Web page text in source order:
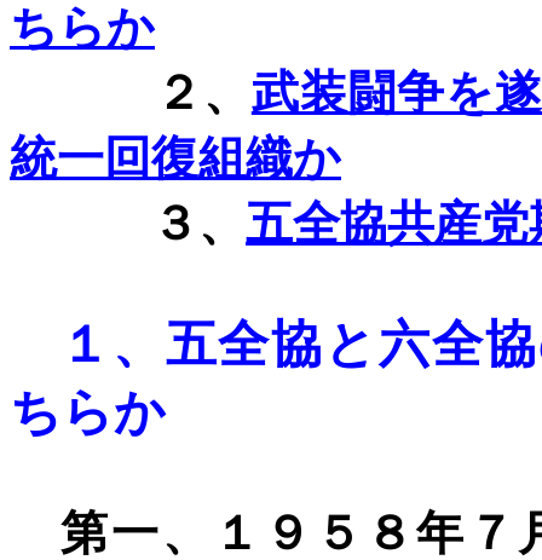
ちらか
２、 武装闘争を
統一回復組織か
３、 五全協共産
１、 五全協と六全
ちらか
第一、１９５８年７